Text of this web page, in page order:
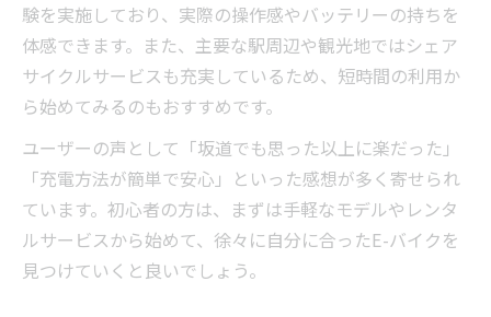
験を実施しており、実際の操作感やバッテリーの持ちを
体感できます。また、主要な駅周辺や観光地ではシェア
サイクルサービスも充実しているため、短時間の利用か
ら始めてみるのもおすすめです。
ユーザーの声として「坂道でも思った以上に楽だった」
「充電方法が簡単で安心」といった感想が多く寄せられ
ています。初心者の方は、まずは手軽なモデルやレンタ
ルサービスから始めて、徐々に自分に合ったE-バイクを
見つけていくと良いでしょう。